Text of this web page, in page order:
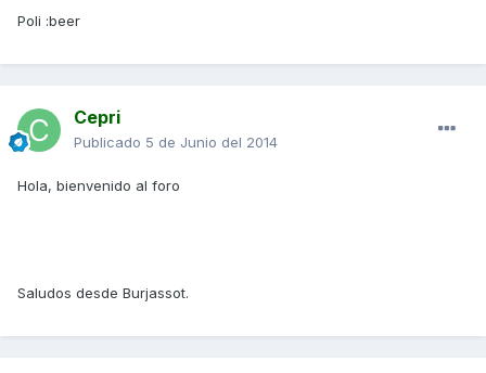
Poli :beer
Cepri
Publicado 5 de Junio del 2014
Hola, bienvenido al foro
Saludos desde Burjassot.